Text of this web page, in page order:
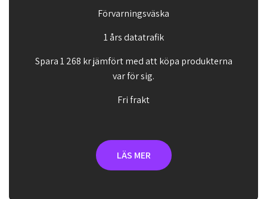
Förvarningsväska
1 års datatrafik
Spara 1 268 kr jämfört med att köpa produkterna
var för sig.
Fri frakt
LÄS MER